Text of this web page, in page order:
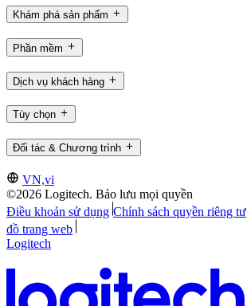
Khám phá sản phẩm
Phần mềm
Dịch vụ khách hàng
Tùy chọn
Đối tác & Chương trình
VN,vi
©2026 Logitech. Bảo lưu mọi quyền
Điều khoản sử dụng Chính sách quyền riêng tư
đồ trang web
Logitech